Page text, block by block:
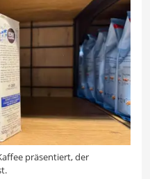
präsentiert, der